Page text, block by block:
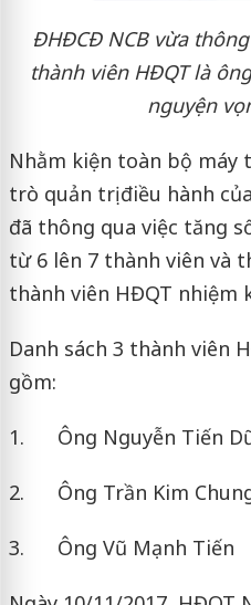
ĐHĐCĐ NCB vừa
thành viên HĐQT là
nguyện
Nhằm kiện toàn bộ máy
trò quản trị điều hành
đã thông qua việc tăng
từ 6 lên 7 thành viên và
thành viên HĐQT nhiệm
Danh sách 3 thành viên
gồm:
1. Ông Nguyễn Tiến
2. Ông Trần Kim
3. Ông Vũ Mạnh Tiến